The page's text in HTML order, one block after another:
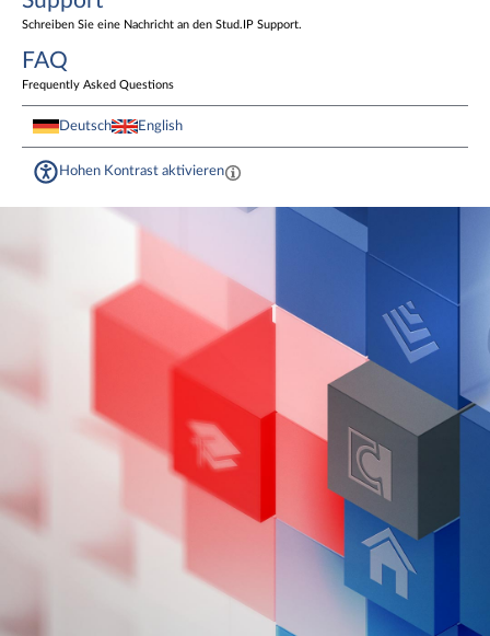
Schreiben Sie eine Nachricht an den Stud.IP Support.
FAQ
Frequently Asked Questions
Deutsch English
Hohen Kontrast aktivieren